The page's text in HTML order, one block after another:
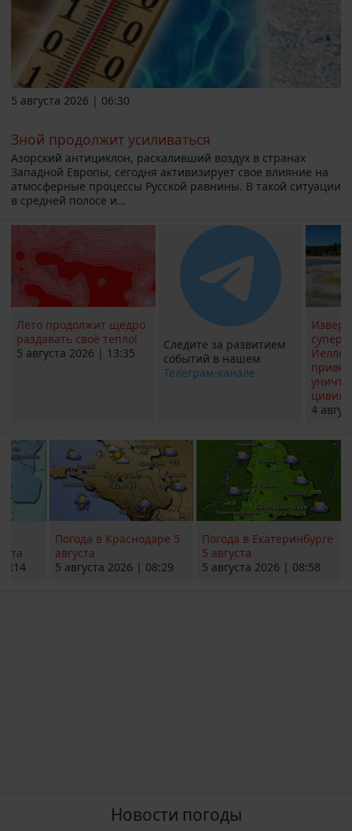
5 августа 2026 | 06:30
Зной продолжит усиливаться
Азорский антициклон, раскаливший воздух в странах
Западной Европы, сегодня активизирует свое влияние на
атмосферные процессы Русской равнины. В такой ситуации
в средней полосе и...
Лето продолжит щедро
раздавать своё тепло!
5 августа 2026 | 13:35
Следите за развитием
событий в нашем
Телеграм-канале
4
Погода в Краснодаре 5
августа
5 августа 2026 | 08:29
Погода в Екатеринбурге
5 августа
5 августа 2026 | 08:58
Новости погоды